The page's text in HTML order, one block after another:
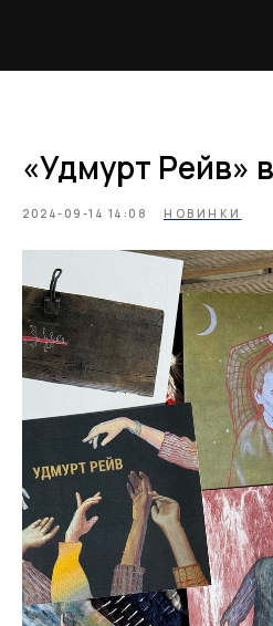
«Удмурт Рейв»
2024-09-14 14:08 НОВИНКИ